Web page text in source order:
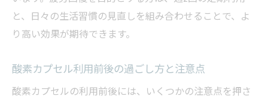
と、日々の生活習慣の見直しを組み合わせることで、よ
り高い効果が期待できます。
酸素カプセル利用前後の過ごし方と注意点
酸素カプセルの利用前後には、いくつかの注意点を押さ